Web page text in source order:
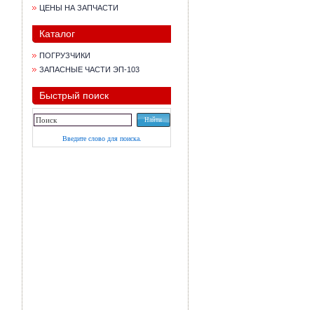
ЦЕНЫ НА ЗАПЧАСТИ
Каталог
ПОГРУЗЧИКИ
ЗАПАСНЫЕ ЧАСТИ ЭП-103
Быстрый поиск
Введите слово для поиска.